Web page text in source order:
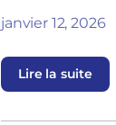
janvier 12, 2026
Lire la suite